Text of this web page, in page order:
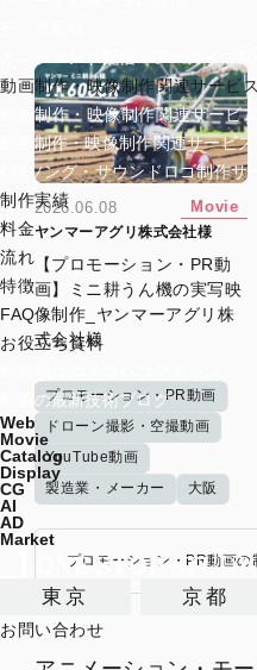
動画制作・映像制作関連サービス
動画制作・映像制作関連サービス
動画制作・映像制作関連サービス
CMソング・サウンドロゴ制作サ
制作実績
料金
流れ
特徴
FAQ
お役立ち資料
動画の最新技術ブログ
Web
Movie
Catalog
Display
CG
AI
AD
Market
東京 京都
お問い合わせ
2026.06.08 Movie
ヤンマーアグリ株式会社様
【プロモーション・PR動
画】ミニ耕うん機の実写映
像制作_ヤンマーアグリ株
式会社様
プロモーション・PR動画
ドローン撮影・空撮動画
YouTube動画
製造業・メーカー
大阪
プロモーション・PR動画の